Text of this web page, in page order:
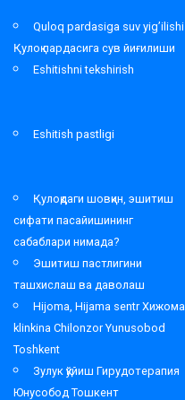
Quloq pardasiga suv yig’ilishi
Қулоқ пардасига сув йиғилиши
Eshitishni tekshirish
Eshitish pastligi
Қулоқдаги шовқин, эшитиш
сифати пасайишининг
сабаблари нимада?
Эшитиш пастлигини
ташхислаш ва даволаш
Hijoma, Hijama sentr Хижома
klinkina Chilonzor Yunusobod
Toshkent
Зулук қўйиш Гирудотерапия
Юнусобод Тошкент